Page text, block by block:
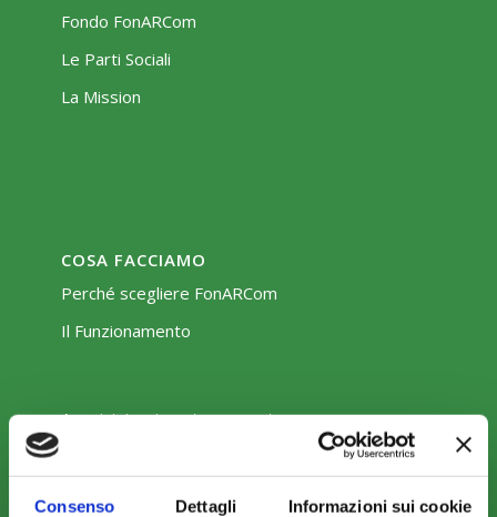
Consenso Dettagli Informazioni sui cookie
Fondo FonARCom
Le Parti Sociali
La Mission
COSA FACCIAMO
Perché scegliere FonARCom
Il Funzionamento
Amministrazione trasparente